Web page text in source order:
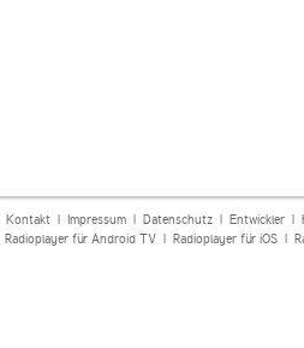
Kontakt| Impressum| Datenschutz| Entwickler|
Radioplayer für Android TV| Radioplayer für iOS|